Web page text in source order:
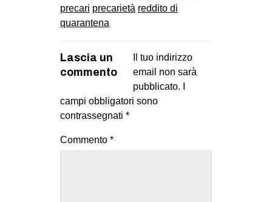
precari precarietà reddito di
quarantena
Lascia un
commento
Il tuo indirizzo
email non sarà
pubblicato.
campi obbligatori sono
contrassegnati *
Commento *